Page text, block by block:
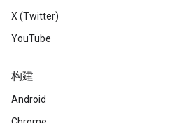
X (Twitter)
YouTube
构建
Android